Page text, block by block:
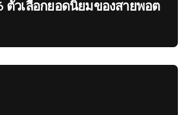
ตัวเลือกยอดนิยมของสายพอต